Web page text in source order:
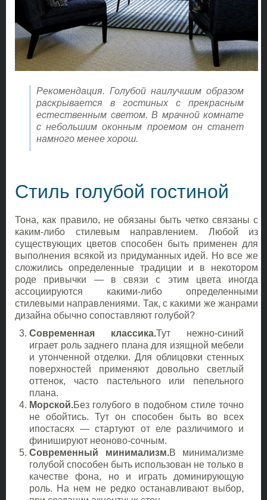
Рекомендация. Голубой наилучшим образом
раскрывается в гостиных с прекрасным
естественным светом. В мрачной комнате
с небольшим оконным проемом он станет
намного менее хорош.
Стиль голубой гостиной
Тона, как правило, не обязаны быть четко связаны с
каким-либо стилевым направлением. Любой из
существующих цветов способен быть применен для
выполнения всякой из придуманных идей. Но все же
сложились определенные традиции и в некотором
роде привычки — в связи с этим цвета иногда
ассоциируются какими-либо определенными
стилевыми направлениями. Так, с какими же жанрами
дизайна обычно сопоставляют голубой?
Современная классика.Тут нежно-синий
играет роль заднего плана для изящной мебели
и утонченной отделки. Для облицовки стенных
поверхностей применяют довольно светлый
оттенок, часто пастельного или пепельного
плана.
Морской.Без голубого в подобном стиле точно
не обойтись. Тут он способен быть во всех
ипостасях — стартуют от еле различимого и
финишируют неоново-сочным.
Современный минимализм.В минимализме
голубой способен быть использован не только в
качестве фона, но и играть доминирующую
роль. На нем не редко останавливают выбор,